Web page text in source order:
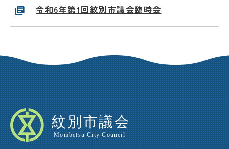
令和6年第1回紋別市議会臨時会